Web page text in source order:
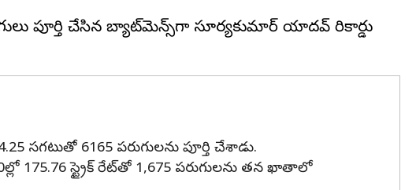
పూర్తి చేసిన బ్యాట్‌మెన్స్‌గా సూర్యకుమార్ యాదవ్ రికార్డు
సగటుతో 6165 పరుగులను పూర్తి చేశాడు.
175.76 స్ట్రైక్ రేట్‌తో 1,675 పరుగులను తన ఖాతాలో